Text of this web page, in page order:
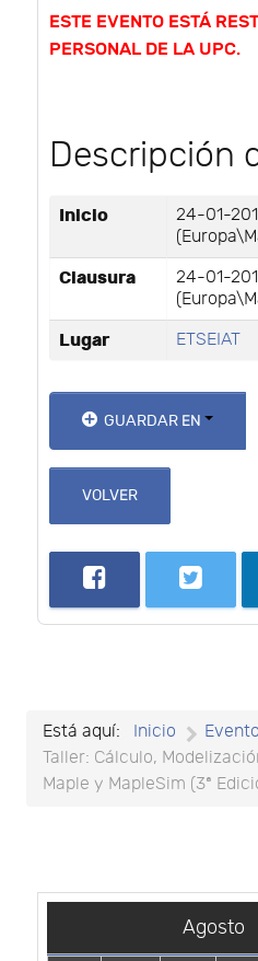
ESTE EVENTO ESTÁ
PERSONAL DE LA UPC.
Descripción
Inicio
24-01-
Clausura
24-01-
Lugar ETSEIAT
GUARDAR EN
VOLVER
Está aquí: Inicio
Taller: Cálculo,
Maple y MapleSim (3ª
Agosto